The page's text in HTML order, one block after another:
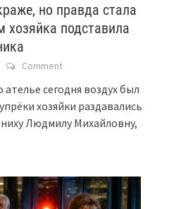
но правда стала
подставила
Comment
сегодня воздух был
хозяйки раздавались
Людмилу Михайловну,